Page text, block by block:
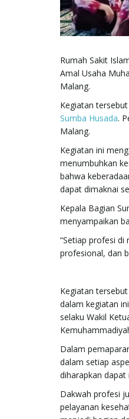
Rumah Sakit
Amal Usaha
Malang.
Kegiatan
Sumba Husada.
Malang.
Kegiatan ini
menumbuhkan
bahwa
dapat dimaknai
Kepala Bagian
menyampaikan
“Setiap profesi di
profesional, dan
Kegiatan
dalam kegiatan
selaku Wakil
Dalam
dalam setiap
diharapkan
Dakwah profesi
pelayanan